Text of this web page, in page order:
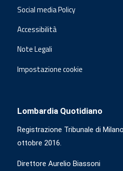
Social media Policy
Accessibilità
Note Legali
Impostazione cookie
Lombardia Quotidiano
Registrazione Tribunale di
ottobre 2016.
Direttore Aurelio Biassoni